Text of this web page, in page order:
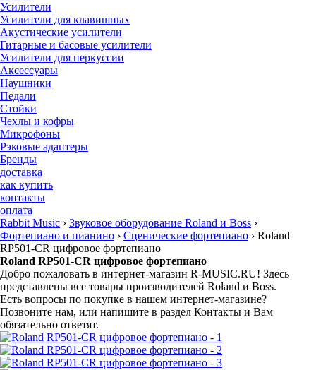
Усилители
Усилители для клавишных
Акустические усилители
Гитарные и басовые усилители
Усилители для перкуссии
Аксессуары
Наушники
Педали
Стойки
Чехлы и кофры
Микрофоны
Рэковые адаптеры
Бренды
доставка
как купить
контакты
оплата
Rabbit Music › Звуковое оборудование Roland и Boss ›
Фортепиано и пианино › Сценические фортепиано › Roland
RP501-CR цифровое фортепиано
Roland RP501-CR цифровое фортепиано
Добро пожаловать в интернет-магазин R-MUSIC.RU! Здесь
представлены все товары производителей Roland и Boss.
Есть вопросы по покупке в нашем интернет-магазине?
Позвоните нам, или напишите в раздел Контакты и Вам
обязательно ответят.